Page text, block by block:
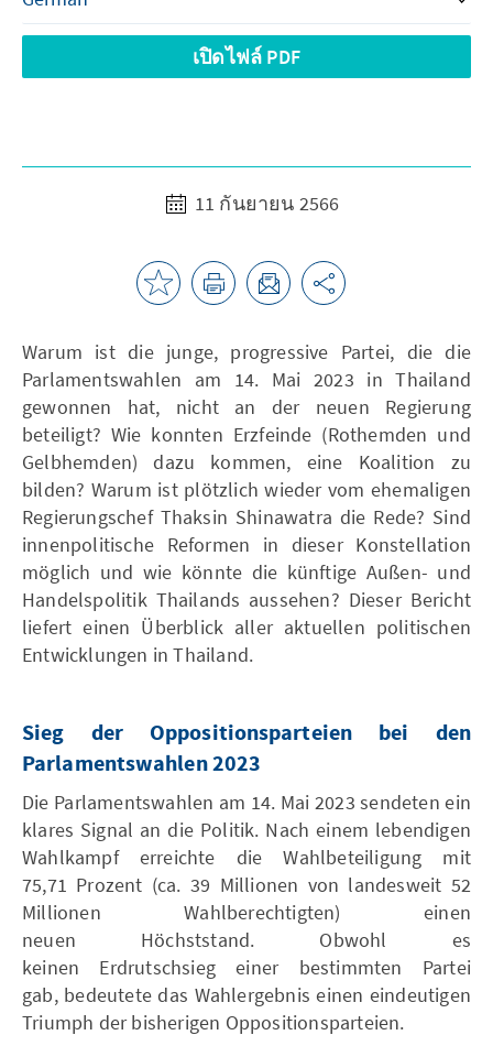
เปิดไฟล์ PDF
11 กันยายน 2566
Warum ist die junge, progressive Partei, die die
Parlamentswahlen am 14. Mai 2023 in Thailand
gewonnen hat, nicht an der neuen Regierung
beteiligt? Wie konnten Erzfeinde (Rothemden und
Gelbhemden) dazu kommen, eine Koalition zu
bilden? Warum ist plötzlich wieder vom ehemaligen
Regierungschef Thaksin Shinawatra die Rede? Sind
innenpolitische Reformen in dieser Konstellation
möglich und wie könnte die künftige Außen- und
Handelspolitik Thailands aussehen? Dieser Bericht
liefert einen Überblick aller aktuellen politischen
Entwicklungen in Thailand.
Sieg der Oppositionsparteien bei den
Parlamentswahlen 2023
Die Parlamentswahlen am 14. Mai 2023 sendeten ein
klares Signal an die Politik. Nach einem lebendigen
Wahlkampf erreichte die Wahlbeteiligung mit
75,71 Prozent (ca. 39 Millionen von landesweit 52
Millionen Wahlberechtigten) einen
neuen Höchststand. Obwohl es
keinen Erdrutschsieg einer bestimmten Partei
gab, bedeutete das Wahlergebnis einen eindeutigen
Triumph der bisherigen Oppositionsparteien.